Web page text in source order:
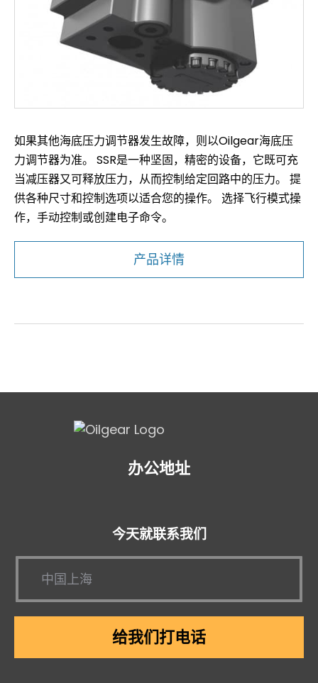
如果其他海底压力调节器发生故障，则以Oilgear海底压
力调节器为准。 SSR是一种坚固，精密的设备，它既可充
当减压器又可释放压力，从而控制给定回路中的压力。 提
供各种尺寸和控制选项以适合您的操作。 选择飞行模式操
作，手动控制或创建电子命令。
产品详情
办公地址
今天就联系我们
给我们打电话